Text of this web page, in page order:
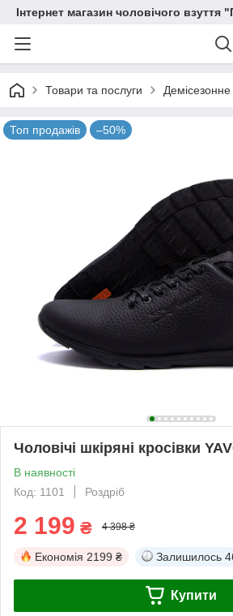
Інтернет магазин чоловічого взуття
Товари та послуги Демісезонне
Топ продажів –50%
Чоловічі шкіряні кросівки
В наявності
Код: 1101
Роздріб
2 199 ₴ 4 398 ₴
Економія 2199 ₴ Залишилось
Купити